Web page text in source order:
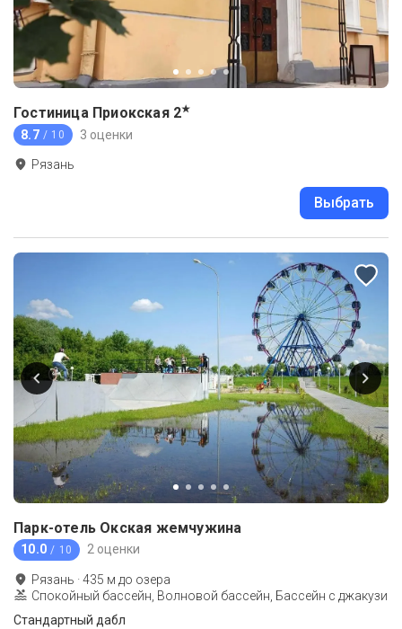
Гостиница Приокская 2★
8.7 / 10 3 оценки
Рязань
Выбрать
Парк-отель Окская жемчужина
10.0 / 10 2 оценки
Рязань ·435 м до озера
Спокойный бассейн, Волновой бассейн, Бассейн с джакузи
Стандартный дабл